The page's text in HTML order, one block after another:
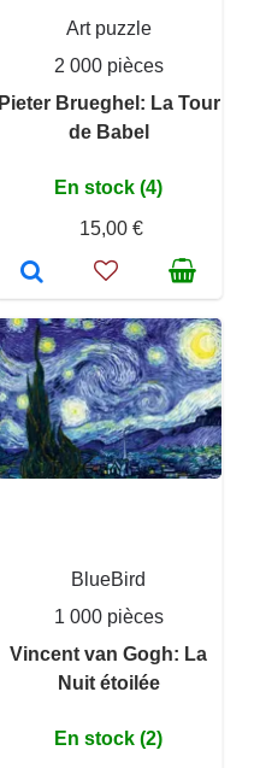
Art puzzle
2 000 pièces
Pieter Brueghel: La Tour
de Babel
En stock (4)
15,00 €
BlueBird
1 000 pièces
Vincent van Gogh: La
Nuit étoilée
En stock (2)